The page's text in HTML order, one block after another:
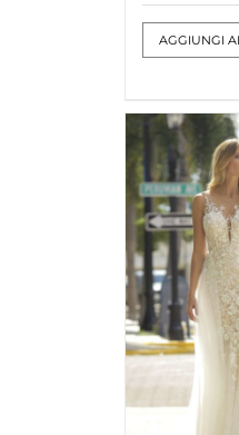
AGGIUNGI